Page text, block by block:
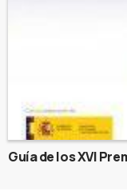
Guía de los XVI